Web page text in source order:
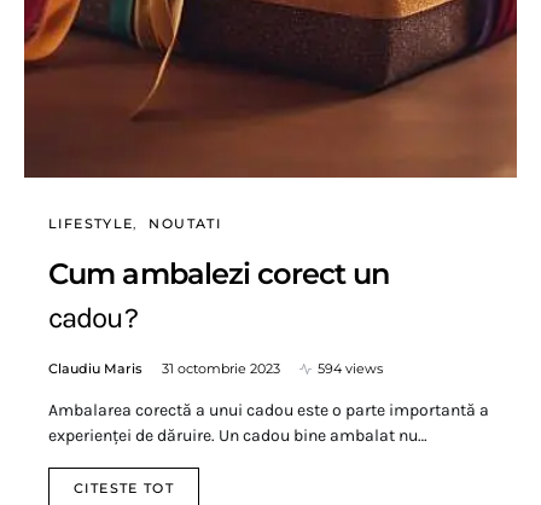
LIFESTYLE NOUTATI
Cum ambalezi corect un
cadou?
Claudiu Maris 31 octombrie 2023 594 views
Ambalarea corectă a unui cadou este o parte importantă a
experienței de dăruire. Un cadou bine ambalat nu…
CITESTE TOT